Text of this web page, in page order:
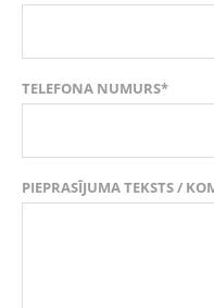
TELEFONA NUMURS*
PIEPRASĪJUMA TEKSTS /